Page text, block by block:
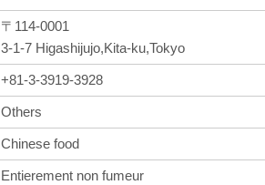
〒114-0001
3-1-7 Higashijujo,Kita-ku,Tokyo
+81-3-3919-3928
Others
Chinese food
Entierement non fumeur